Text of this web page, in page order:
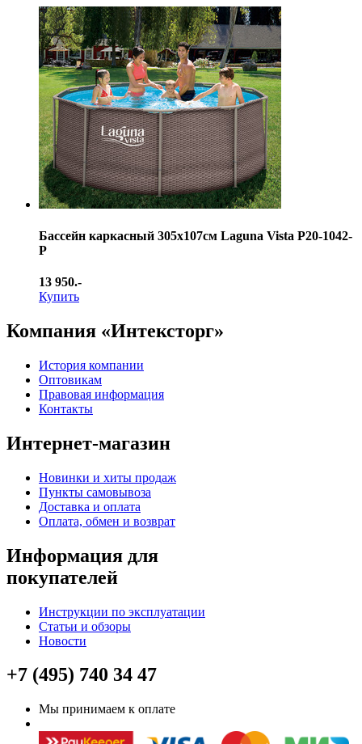
Бассейн каркасный 305х107см Laguna Vista Р20-1042-
Р
13 950.-
Купить
Компания «Интексторг»
История компании
Оптовикам
Правовая информация
Контакты
Интернет-магазин
Новинки и хиты продаж
Пункты самовывоза
Доставка и оплата
Оплата, обмен и возврат
Информация для
покупателей
Инструкции по эксплуатации
Статьи и обзоры
Новости
+7 (495) 740 34 47
Мы принимаем к оплате